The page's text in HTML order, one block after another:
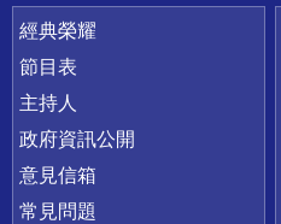
快速連結
經典榮耀
節目表
主持人
政府資訊公開
意見信箱
常見問題